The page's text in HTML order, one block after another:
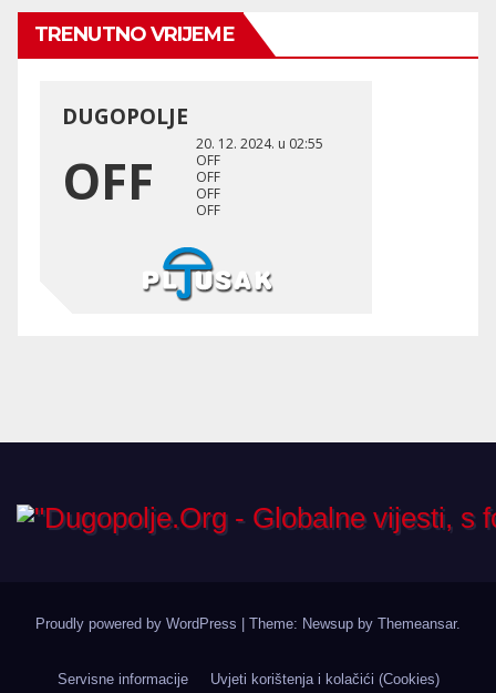
TRENUTNO VRIJEME
Proudly powered by WordPress Theme: Newsup by Themeansar.
Servisne informacije Uvjeti korištenja i kolačići (Cookies)